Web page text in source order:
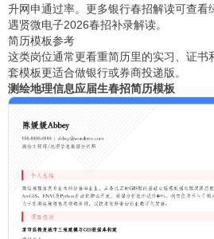
升网申通过率。更多银行春招解读可查看
遇贤微电子2026春招补录解读。
简历模板参考
这类岗位通常更看重简历里的实习、证书
套模板更适合做银行或券商投递版。
测绘地理信息应届生春招简历模板